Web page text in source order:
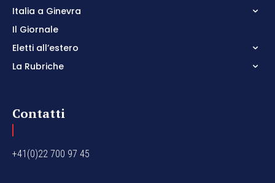
Italia a Ginevra
Il Giornale
Eletti all’estero
La Rubriche
Contatti
+41(0)22 700 97 45